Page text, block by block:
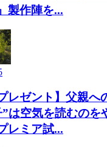
製作陣を...
レゼント】父親へ
は空気を読むのを
レミア試...